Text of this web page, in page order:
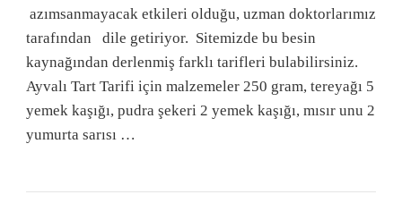
azımsanmayacak etkileri olduğu, uzman doktorlarımız
tarafından dile getiriyor. Sitemizde bu besin
kaynağından derlenmiş farklı tarifleri bulabilirsiniz.
Ayvalı Tart Tarifi için malzemeler 250 gram, tereyağı 5
yemek kaşığı, pudra şekeri 2 yemek kaşığı, mısır unu 2
yumurta sarısı …